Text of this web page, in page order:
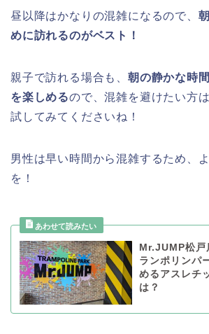
昼以降はかなりの混雑になるので、
めに訪れるのがベスト！
親子で訪れる場合も、 朝の静かな時
を楽しめるので、混雑を避けたい方
試してみてくださいね！
男性は早い時間から混雑するため、
を！
Mr.JUMP松戸
ランポリンパ
めるアスレチ
は？